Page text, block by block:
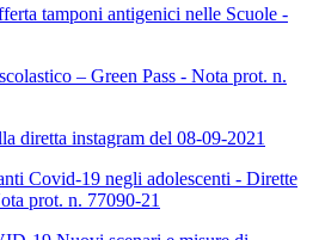
tamponi antigenici nelle Scuole -
– Green Pass - Nota prot. n.
diretta instagram del 08-09-2021
Covid-19 negli adolescenti - Dirette
prot. n. 77090-21